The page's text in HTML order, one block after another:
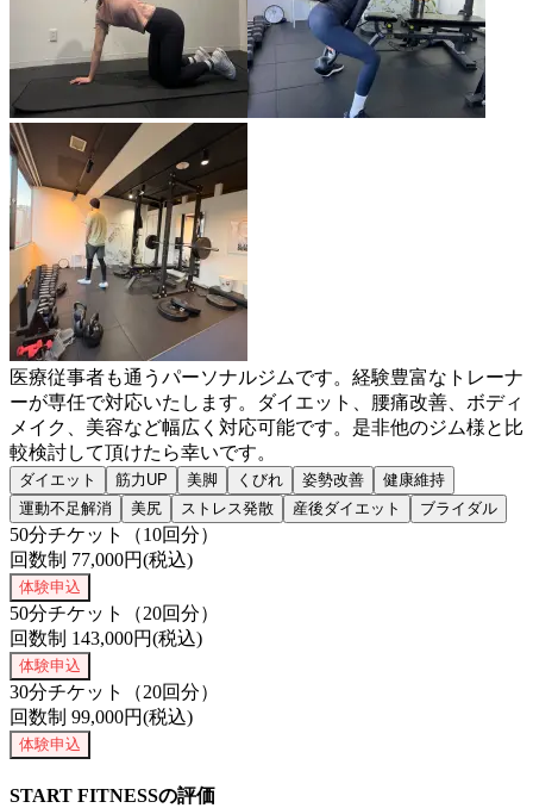
医療従事者も通うパーソナルジムです。経験豊富なトレーナ
ーが専任で対応いたします。ダイエット、腰痛改善、ボディ
メイク、美容など幅広く対応可能です。是非他のジム様と比
較検討して頂けたら幸いです。
ダイエット 筋力UP 美脚 くびれ 姿勢改善
健康維持
運動不足解消
美尻 ストレス発散 産後ダイエット ブライダル
50分チケット（10回分）
回数制 77,000円(税込)
体験申込
50分チケット（20回分）
回数制 143,000円(税込)
体験申込
30分チケット（20回分）
回数制 99,000円(税込)
体験申込
START FITNESSの評価